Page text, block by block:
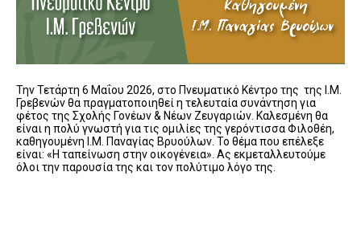
Την Τετάρτη 6 Μαΐου 2026, στο Πνευματικό Κέντρο της της Ι.Μ.
Γρεβενών θα πραγματοποιηθεί η τελευταία συνάντηση για
φέτος της Σχολής Γονέων & Νέων Ζευγαριών. Καλεσμένη θα
είναι η πολύ γνωστή για τις ομιλίες της γερόντισσα Φιλοθέη,
καθηγουμένη Ι.Μ. Παναγίας Βρυούλων. Το θέμα που επέλεξε
είναι: «Η ταπείνωση στην οικογένεια». Ας εκμεταλλευτούμε
όλοι την παρουσία της και τον πολύτιμο λόγο της.